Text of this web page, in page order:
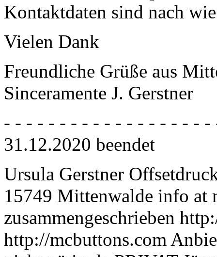
Kontaktdaten sind nach
Vielen Dank
Freundliche Grüße aus
Sinceramente J. Gerstner
- - - - - - - - - - - - - - - - - - -
31.12.2020 beendet
Ursula Gerstner
15749 Mittenwalde info at
zusammengeschrieben
http://mcbuttons.com